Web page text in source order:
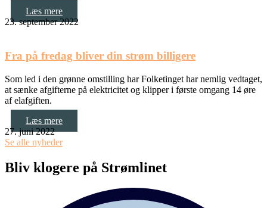
Læs mere
23. september 2022
Fra på fredag bliver din strøm billigere
Som led i den grønne omstilling har Folketinget har nemlig vedtaget,
at sænke afgifterne på elektricitet og klipper i første omgang 14 øre
af elafgiften.
Læs mere
27. juni 2022
Se alle nyheder
Bliv klogere på Strømlinet